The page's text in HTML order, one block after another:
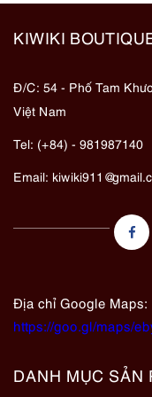
KIWIKI
Đ/C: 54 - Phố Tam
Việt Nam
Tel: (+84) - 981987140
Email:
Địa chỉ Google Maps:
https://goo.gl/maps/
DANH MỤC SẢN